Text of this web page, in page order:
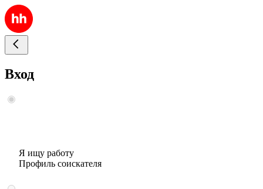
Вход
Я ищу работу
Профиль соискателя